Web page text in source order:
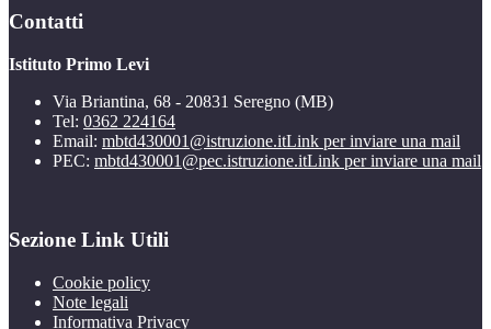
Contatti
Istituto Primo Levi
Via Briantina, 68 - 20831 Seregno (MB)
Tel: 0362 224164
Email: mbtd430001@istruzione.itLink per inviare una mail
PEC: mbtd430001@pec.istruzione.itLink per inviare una mail
Sezione Link Utili
Cookie policy
Note legali
Informativa Privacy